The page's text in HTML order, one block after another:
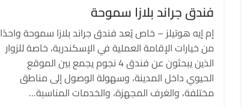
فندق جراند بلازا سموحة
إم إيه هوتيلز – خاص يُعد فندق جراند بلازا سموحة واحدًا
من خيارات الإقامة العملية في الإسكندرية، خاصة للزوار
الذين يبحثون عن فندق 4 نجوم يجمع بين الموقع
الحيوي داخل المدينة، وسهولة الوصول إلى مناطق
مختلفة، والغرف المجهزة، والخدمات المناسبة…